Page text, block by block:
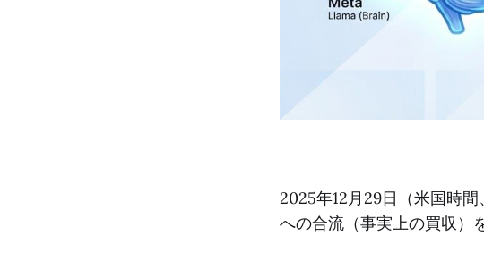
2025年12月29日（米国時
への合流（事実上の買収）